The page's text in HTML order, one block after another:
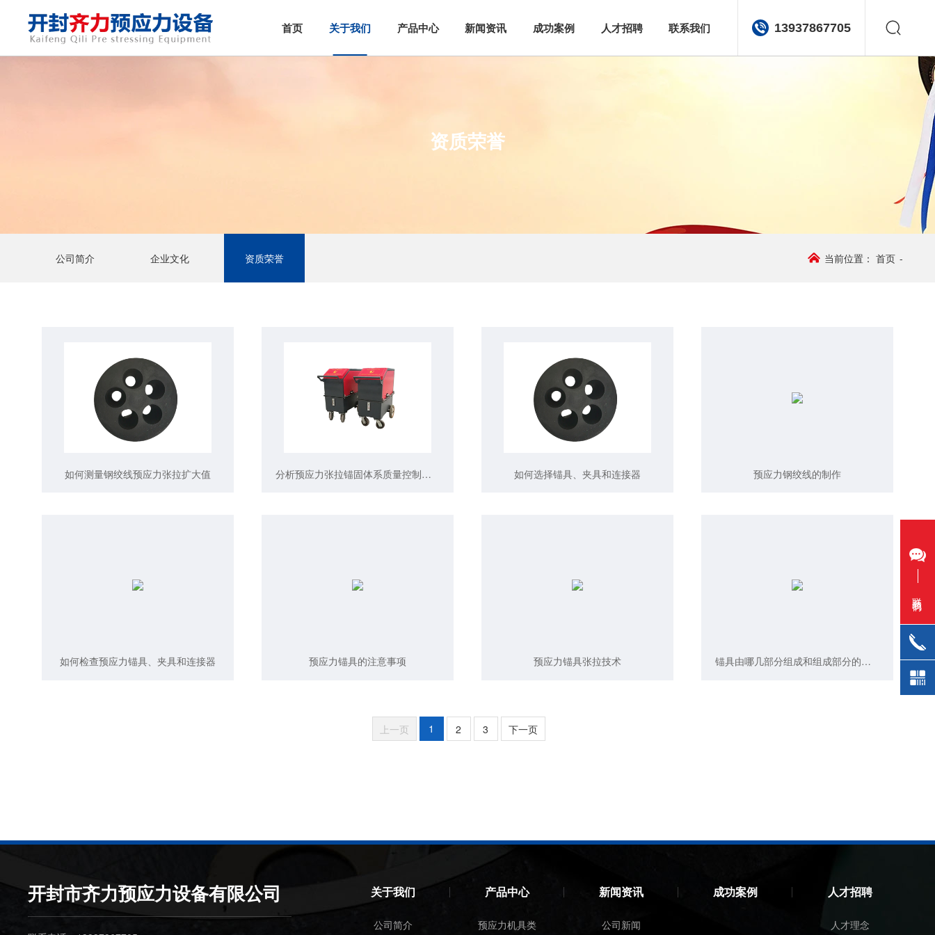
首页 产品中心 新闻资讯 成功案例 人才招聘 联系我们 13937867705
资质荣誉
公司简介 企业文化 资质荣誉 当前位置： 首页 -
如何测量钢绞线预应力张拉扩大值 分析预应力张拉锚固体系质量控制及常见的故障 如何选择锚具、夹具和连接器 预应力钢绞线的制作
如何检查预应力锚具、夹具和连接器 预应力锚具的注意事项 预应力锚具张拉技术 锚具由哪几部分组成和组成部分的介绍
上一页 1 2 3 下一页
开封市齐力预应力设备有限公司 关于我们
公司简介
产品中心
预应力机具类
新闻资讯
公司新闻
成功案例 人才招聘
人才理念